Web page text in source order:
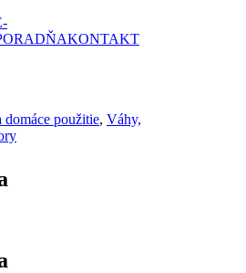
-
KONTAKT
domáce použitie, Váhy,